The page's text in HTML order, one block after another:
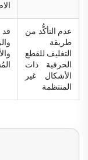
عدم التأكُّد من
طريقة
التغليف للقطع
الحرفية ذات
الأشكال غير
المنتظمة